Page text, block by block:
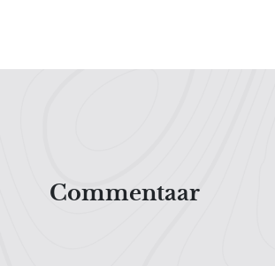
Commentaar